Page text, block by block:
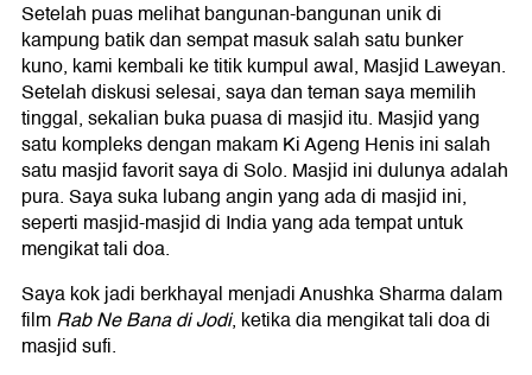
Setelah puas melihat bangunan-bangunan unik di
kampung batik dan sempat masuk salah satu bunker
kuno, kami kembali ke titik kumpul awal, Masjid Laweyan.
Setelah diskusi selesai, saya dan teman saya memilih
tinggal, sekalian buka puasa di masjid itu. Masjid yang
satu kompleks dengan makam Ki Ageng Henis ini salah
satu masjid favorit saya di Solo. Masjid ini dulunya adalah
pura. Saya suka lubang angin yang ada di masjid ini,
seperti masjid-masjid di India yang ada tempat untuk
mengikat tali doa.
Saya kok jadi berkhayal menjadi Anushka Sharma dalam
filmRab Ne Bana di Jodi, ketika dia mengikat tali doa di
masjid sufi.